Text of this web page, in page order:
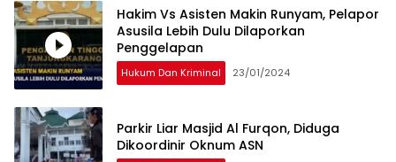
Hakim Vs Asisten Makin Runyam, Pelapor
Asusila Lebih Dulu Dilaporkan
Penggelapan
Hukum Dan Kriminal 23/01/2024
Parkir Liar Masjid Al Furqon, Diduga
Dikoordinir Oknum ASN